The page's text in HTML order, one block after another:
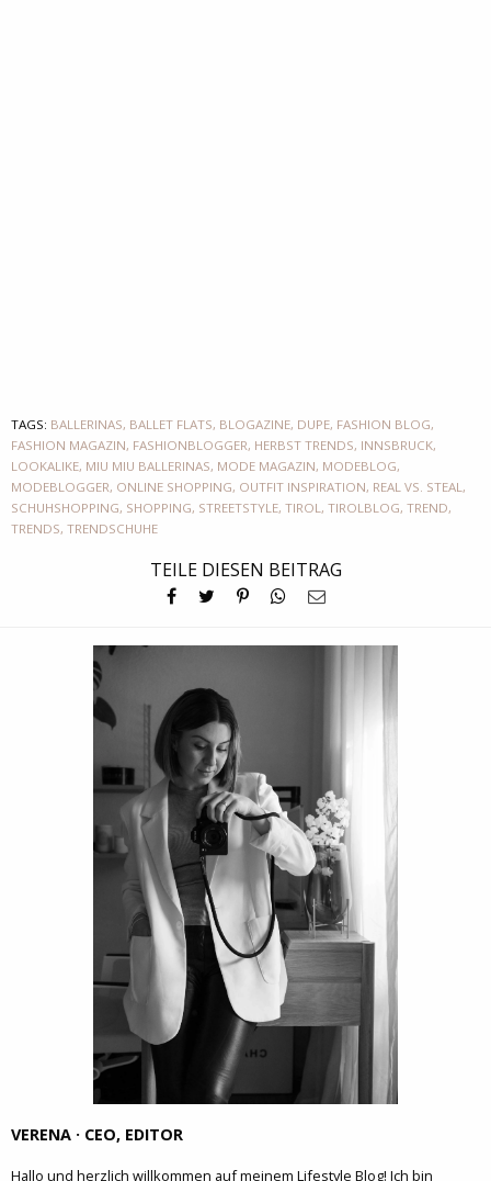
TAGS: BALLERINAS, BALLET FLATS, BLOGAZINE, DUPE, FASHION BLOG,
FASHION MAGAZIN, FASHIONBLOGGER, HERBST TRENDS, INNSBRUCK,
LOOKALIKE, MIU MIU BALLERINAS, MODE MAGAZIN, MODEBLOG,
MODEBLOGGER, ONLINE SHOPPING, OUTFIT INSPIRATION, REAL VS. STEAL ,
SCHUHSHOPPING, SHOPPING, STREETSTYLE, TIROL , TIROLBLOG, TREND,
TRENDS, TRENDSCHUHE
TEILE DIESEN BEITRAG
VERENA · CEO, EDITOR
Hallo und herzlich willkommen auf meinem Lifestyle Blog! Ich bin